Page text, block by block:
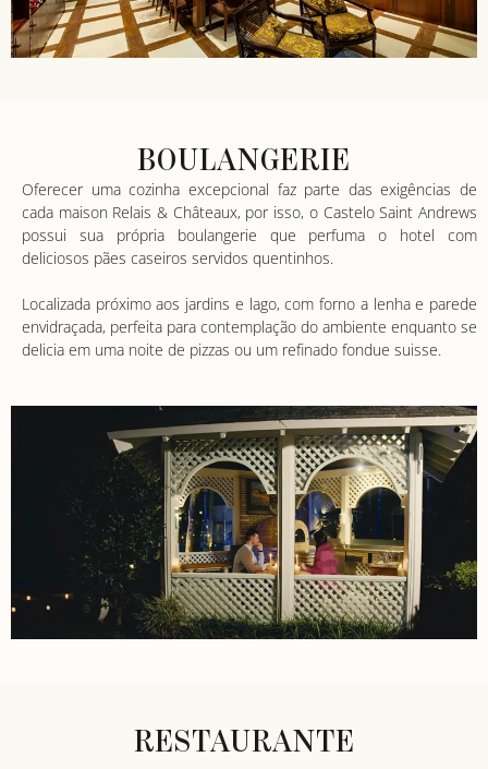
BOULANGERIE
Oferecer uma cozinha excepcional faz parte das exigências de
cada maison Relais & Châteaux, por isso, o Castelo Saint Andrews
possui sua própria boulangerie que perfuma o hotel com
deliciosos pães caseiros servidos quentinhos.
Localizada próximo aos jardins e lago, com forno a lenha e parede
envidraçada, perfeita para contemplação do ambiente enquanto se
delicia em uma noite de pizzas ou um refinado fondue suisse.
RESTAURANTE